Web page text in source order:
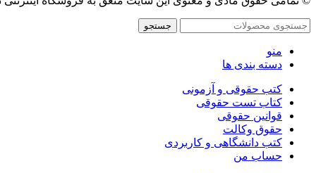
جستجو
منو
دسته بندی ها
کتب حقوقی و آزمونی
کتاب تست حقوقی
قوانین حقوقی
حقوق وکالت
کتب دانشگاهی و کاربردی
حساب من